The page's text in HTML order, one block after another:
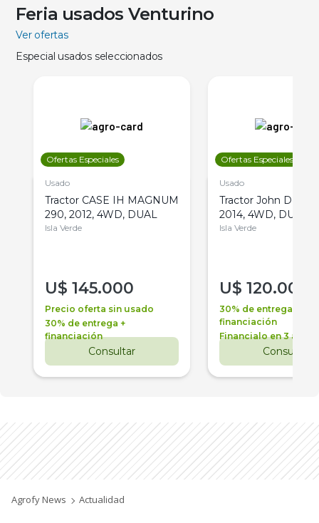
Feria usados Venturino
Ver ofertas
Especial usados seleccionados
Ofertas Especiales
Usado
Tractor CASE IH MAGNUM
290, 2012, 4WD, DUAL
Isla Verde
U$ 145.000
Precio oferta sin usado
30% de entrega +
financiación
Consultar
Ofertas Especiales
Usado
Tractor John Deere
2014, 4WD, DUAL
Isla Verde
U$ 120.000
30% de entrega +
financiación
Financialo en 3 años
Consultar
Agrofy News Actualidad